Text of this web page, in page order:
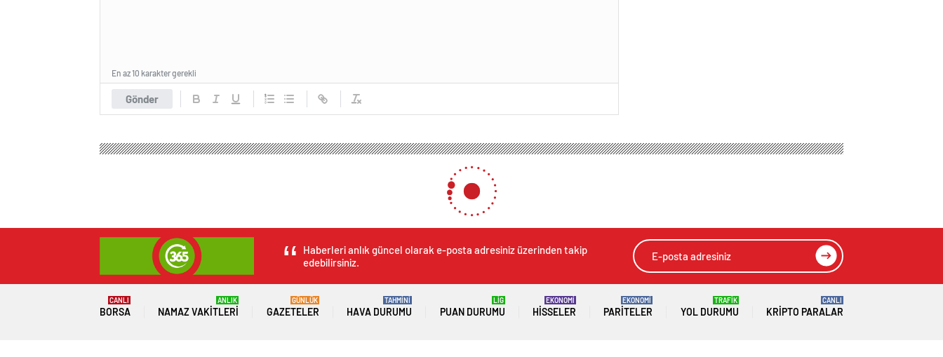
Gönder
En az 10 karakter gerekli
Ankara Büyükşehir Belediyesi Beştepe’deki Atıl Spor Alanını Yeniden Hizmete Açtı
Ankara Büyükşehir Belediyesi Beştepe’deki Atıl Spor Alanını
Yeniden Hizmete Açtı